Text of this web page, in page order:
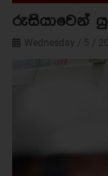
රුසියාවෙන්
Wednesday / 5 /